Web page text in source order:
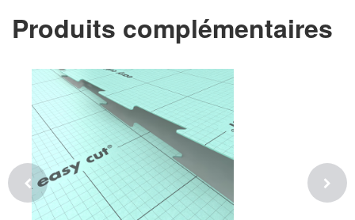
Produits complémentaires